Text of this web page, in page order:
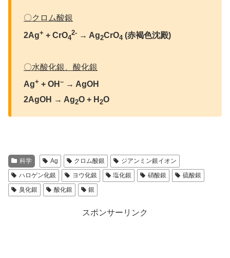
〇クロム酸銀
2Ag+ + CrO4
2- → Ag2CrO4 (赤褐色沈殿)
〇水酸化銀、酸化銀
Ag+ + OH – → AgOH
2AgOH → Ag2O + H 2O
科学 Ag クロム酸銀
ジアンミン銀イオン
ハロゲン化銀
ヨウ化銀 塩化銀 硝酸銀
硫酸銀
臭化銀
酸化銀 銀
スポンサーリンク